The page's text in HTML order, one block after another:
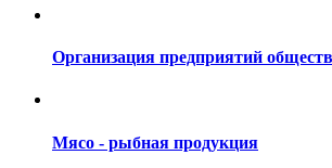
Организация предприятий
Мясо - рыбная продукция